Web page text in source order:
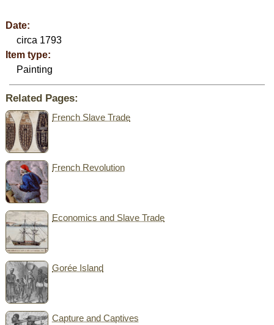
Date:
circa 1793
Item type:
Painting
Related Pages:
French Slave Trade
French Revolution
Economics and Slave Trade
Gorée Island
Capture and Captives